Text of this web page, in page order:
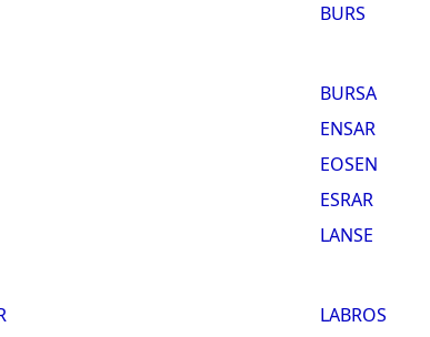
BURS
BURSA
ENSAR
EOSEN
ESRAR
LANSE
LABROS